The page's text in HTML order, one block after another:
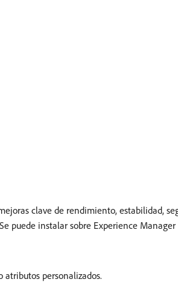
clave de rendimiento, estabilidad,
Se puede instalar sobre Experience Manager
personalizados.